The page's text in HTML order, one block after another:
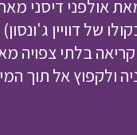
האנימציה "מואנה 2" מאת
של דוויין
בלתי צפויה
ולקפוץ אל תוך